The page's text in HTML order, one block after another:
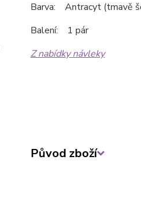
Barva: Antracyt (tmavě
Balení: 1 pár
Z nabídky návleky
Původ zboží